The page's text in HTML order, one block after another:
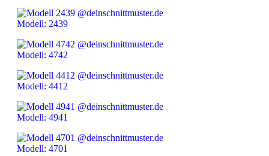
Modell: 2439
Modell: 4742
Modell: 4412
Modell: 4941
Modell: 4701